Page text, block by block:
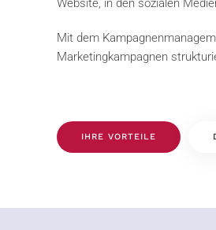
Website, in den sozialen
Mit dem
Marketingkampagnen
IHRE VORTEILE